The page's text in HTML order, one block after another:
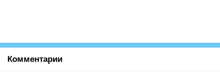
Комментарии